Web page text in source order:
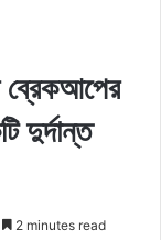
দুর্দান্ত
2 minutes read